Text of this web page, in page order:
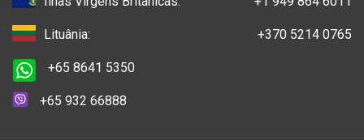
Lituânia: +370 5214 0765
+65 8641 5350
+65 932 66888